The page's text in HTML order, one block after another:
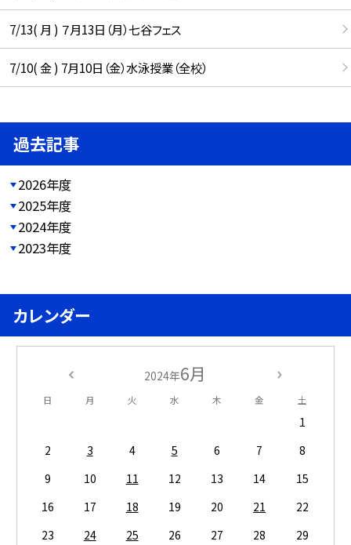
7/13( 月 ) ７月13日（月）七谷フェス
7/10( 金 ) 7月10日（金）水泳授業（全校）
過去記事
2026年度
2025年度
2024年度
2023年度
カレンダー
2024年6月
日 月 火 水 木 金 土
1
2
3 4 5 6 7
8
9
10 11 12 13 14
15
16
17 18 19 20 21
22
23
24 25 26 27 28
29